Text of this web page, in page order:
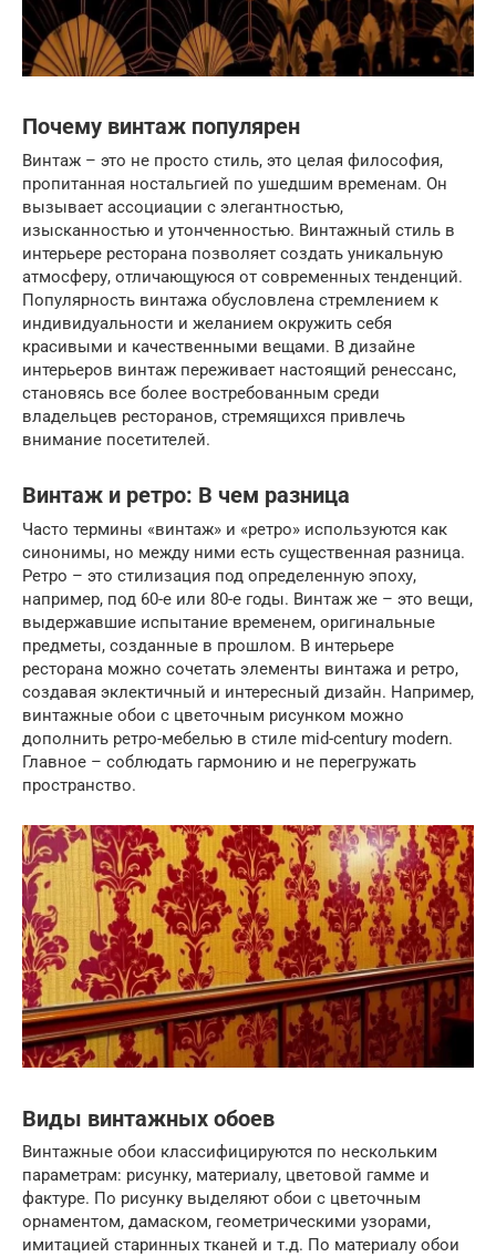
Почему винтаж популярен
Винтаж – это не просто стиль, это целая философия,
пропитанная ностальгией по ушедшим временам. Он
вызывает ассоциации с элегантностью,
изысканностью и утонченностью. Винтажный стиль в
интерьере ресторана позволяет создать уникальную
атмосферу, отличающуюся от современных тенденций.
Популярность винтажа обусловлена стремлением к
индивидуальности и желанием окружить себя
красивыми и качественными вещами. В дизайне
интерьеров винтаж переживает настоящий ренессанс,
становясь все более востребованным среди
владельцев ресторанов, стремящихся привлечь
внимание посетителей.
Винтаж и ретро: В чем разница
Часто термины «винтаж» и «ретро» используются как
синонимы, но между ними есть существенная разница.
Ретро – это стилизация под определенную эпоху,
например, под 60-е или 80-е годы. Винтаж же – это вещи,
выдержавшие испытание временем, оригинальные
предметы, созданные в прошлом. В интерьере
ресторана можно сочетать элементы винтажа и ретро,
создавая эклектичный и интересный дизайн. Например,
винтажные обои с цветочным рисунком можно
дополнить ретро-мебелью в стиле mid-century modern.
Главное – соблюдать гармонию и не перегружать
пространство.
Виды винтажных обоев
Винтажные обои классифицируются по нескольким
параметрам: рисунку, материалу, цветовой гамме и
фактуре. По рисунку выделяют обои с цветочным
орнаментом, дамаском, геометрическими узорами,
имитацией старинных тканей и т.д. По материалу обои